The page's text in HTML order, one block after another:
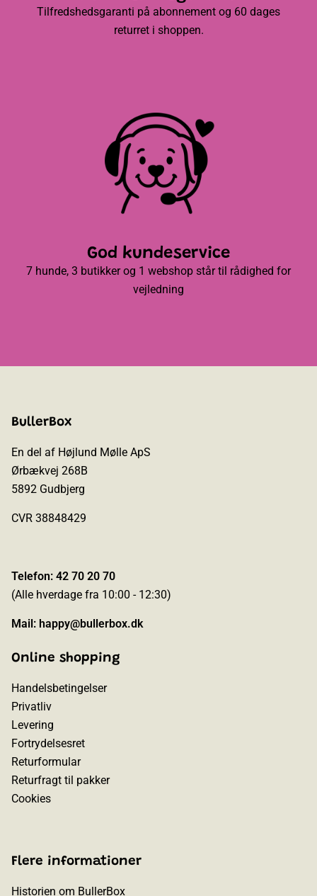
Tilfredshedsgaranti på abonnement og 60 dages
returret i shoppen.
God kundeservice
7 hunde, 3 butikker og 1 webshop står til rådighed for
vejledning
BullerBox
En del af Højlund Mølle ApS
Ørbækvej 268B
5892 Gudbjerg
CVR 38848429
Telefon: 42 70 20 70
(Alle hverdage fra 10:00 - 12:30)
Mail: happy@bullerbox.dk
Online shopping
Handelsbetingelser
Privatliv
Levering
Fortrydelsesret
Returformular
Returfragt til pakker
Cookies
Flere informationer
Historien om BullerBox